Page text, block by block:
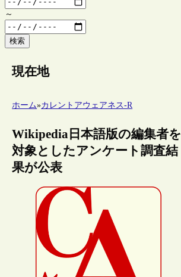
～
検索
現在地
ホーム»カレントアウェアネス-R
Wikipedia日本語版の編集者を
対象としたアンケート調査結
果が公表